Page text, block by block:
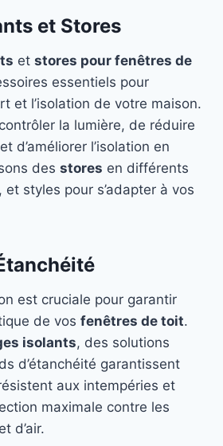
et Stores
et stores pour fenêtres de
essentiels pour
et l’isolation de votre maison.
la lumière, de réduire
d’améliorer l’isolation en
des stores en différents
styles pour s’adapter à vos
est cruciale pour garantir
de vos fenêtres de toit.
isolants, des solutions
d’étanchéité garantissent
aux intempéries et
maximale contre les
d’air.